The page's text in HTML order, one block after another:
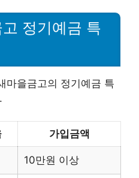
정기예금 특
마을금고의 정기예금 특
가입금액
10만원 이상